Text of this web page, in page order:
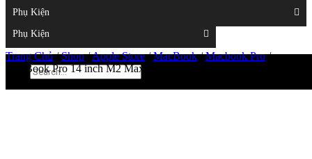
Camera
Phụ Kiện
Phụ Kiện
Top
Trang Chủ/Shop/Apple Store/MacBook/Macbook Pro/
MacBook Pro 14 inch M2 Max 2023 (12 Core | 64GB RAM | 1TB